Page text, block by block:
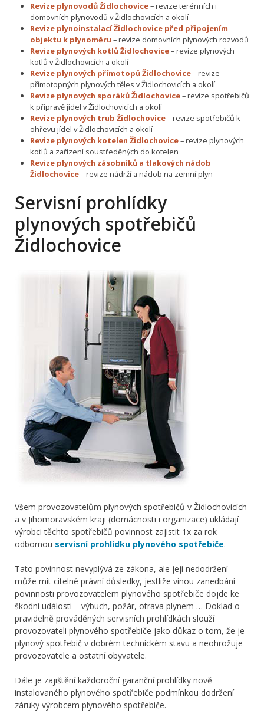
Revize plynovodů Židlochovice– revize terénních i
domovních plynovodů v Židlochovicích a okolí
Revize plynoinstalací Židlochovice před připojením
objektu k plynoměru – revize domovních plynových rozvodů
Revize plynových kotlů Židlochovice– revize plynových
kotlů v Židlochovicích a okolí
Revize plynových přímotopů Židlochovice– revize
přímotopných plynových těles v Židlochovicích a okolí
Revize plynových sporáků Židlochovice– revize spotřebičů
k přípravě jídel v Židlochovicích a okolí
Revize plynových trub Židlochovice– revize spotřebičů k
ohřevu jídel v Židlochovicích a okolí
Revize plynových kotelen Židlochovice– revize plynových
kotlů a zařízení soustředěných do kotelen
Revize plynových zásobníků a tlakových nádob
Židlochovice– revize nádrží a nádob na zemní plyn
Servisní prohlídky
plynových spotřebičů
Židlochovice
Všem provozovatelům plynových spotřebičů v Židlochovicích
a v Jihomoravském kraji (domácnosti i organizace) ukládají
výrobci těchto spotřebičů povinnost zajistit 1x za rok
odbornou servisní prohlídku plynového spotřebiče.
Tato povinnost nevyplývá ze zákona, ale její nedodržení
může mít citelné právní důsledky, jestliže vinou zanedbání
povinnosti provozovatelem plynového spotřebiče dojde ke
škodní události – výbuch, požár, otrava plynem … Doklad o
pravidelně prováděných servisních prohlídkách slouží
provozovateli plynového spotřebiče jako důkaz o tom, že je
plynový spotřebič v dobrém technickém stavu a neohrožuje
provozovatele a ostatní obyvatele.
Dále je zajištění každoroční garanční prohlídky nově
instalovaného plynového spotřebiče podmínkou dodržení
záruky výrobcem plynového spotřebiče.